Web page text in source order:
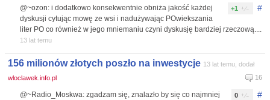
#
+1
@~ozon: i dodatkowo konsekwentnie obniża jakość każdej
dyskusji cytując mowę ze wsi i nadużywając POwiekszania
liter PO co również w jego mniemaniu czyni dyskusję bardziej rzeczową....
13 lat temu
156 milionów złotych poszło na inwestycje 13 lat temu, dodał
wloclawek.info.pl
16
#
0
@~Radio_Moskwa: zgadzam się, znalazło by się co najmniej